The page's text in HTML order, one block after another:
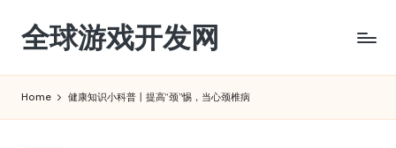
Skip
content
全球游戏开发网
Home 健康知识小科普丨提高“颈”惕，当心颈椎病